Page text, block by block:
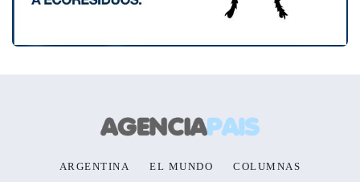
ARGENTINA EL MUNDO
COLUMNAS